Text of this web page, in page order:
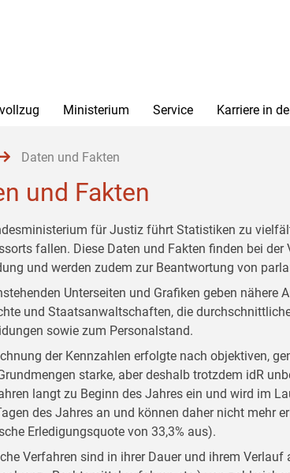
Ministerium Service Karriere in
Daten und Fakten
und Fakten
für Justiz führt Statistiken zu
fallen. Diese Daten und Fakten finden bei
und werden zudem zur Beantwortung von
Unterseiten und Grafiken geben
und Staatsanwaltschaften, die
sowie zum Personalstand.
der Kennzahlen erfolgte nach objektiven,
starke, aber deshalb trotzdem idR
langt zu Beginn des Jahres ein und wird im
des Jahres an und können daher nicht mehr
Erledigungsquote von 33,3% aus).
Verfahren sind in ihrer Dauer und ihrem